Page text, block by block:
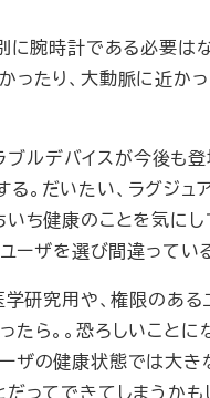
腕時計である必要は
ったり、大動脈に近か
ブルデバイスが今後も
だいたい、ラグジュ
ち健康のことを気に
ザを選び間違ってい
学研究用や、権限のあ
ら。。恐ろしいこと
ザの健康状態では大
ってできてしまうか